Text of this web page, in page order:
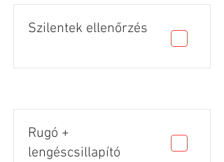
Szilentek ellenőrzés
Rugó +
lengéscsillapító